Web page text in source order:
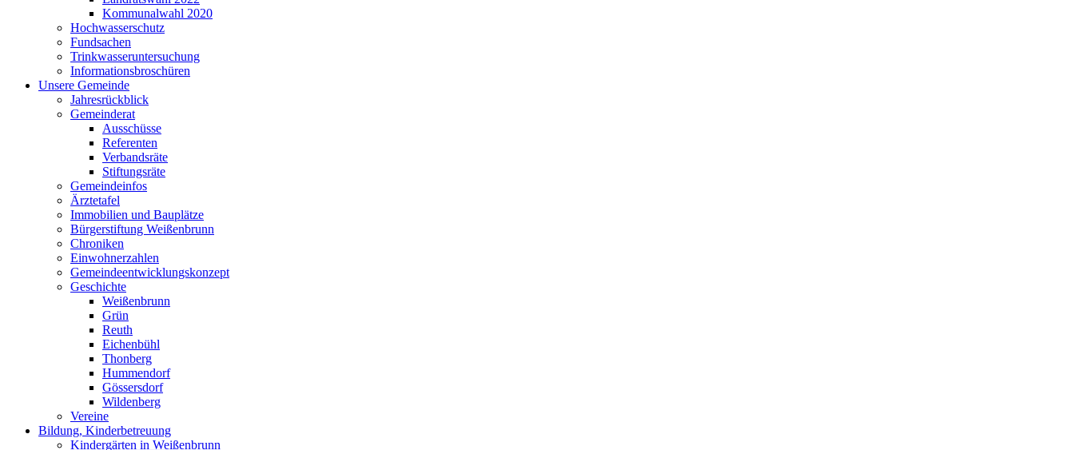
Kommunalwahl 2020
Hochwasserschutz
Fundsachen
Trinkwasseruntersuchung
Informationsbroschüren
Unsere Gemeinde
Jahresrückblick
Gemeinderat
Ausschüsse
Referenten
Verbandsräte
Stiftungsräte
Gemeindeinfos
Ärztetafel
Immobilien und Bauplätze
Bürgerstiftung Weißenbrunn
Chroniken
Einwohnerzahlen
Gemeindeentwicklungskonzept
Geschichte
Weißenbrunn
Grün
Reuth
Eichenbühl
Thonberg
Hummendorf
Gössersdorf
Wildenberg
Vereine
Bildung, Kinderbetreuung
Kindergärten in Weißenbrunn